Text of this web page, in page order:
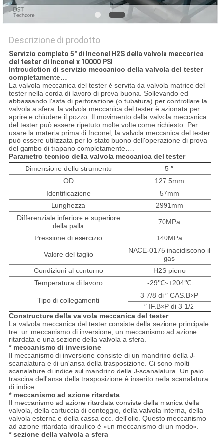
Descrizione di prodotto
Servizio completo 5" di Inconel H2S della valvola meccanica
del tester di Inconel x 10000 PSI
Introudction di servizio meccanico della valvola del tester
completamente…
La valvola meccanica del tester è servita da valvola matrice del
tester nella corda di lavoro di prova buona. Sollevando ed
abbassando l'asta di perforazione (o tubatura) per controllare la
valvola a sfera, la valvola meccanica del tester è azionata per
aprire e chiudere il pozzo. Il movimento della valvola meccanica
del tester può essere ripetuto molte volte come richiesto. Per
usare la materia prima di Inconel, la valvola meccanica del tester
può essere utilizzata per lo stato buono dell'operazione di prova
del gambo di trapano completamente….
Parametro tecnico della valvola meccanica del tester
Dimensione dello strumento
5 ″
OD
127.5mm
Identificazione
57mm
Lunghezza
2991mm
Differenziale inferiore e superiore
della palla
70MPa
Pressione di esercizio 140MPa
Valore del taglio
NACE-0175 inacidiscono il
gas
Condizioni al contorno
H2S pieno
Temperatura di lavoro
-29℃~+204℃
Tipo di collegamenti
3 7/8 di ″ CAS.B×P
″ IF.B×P di 3 1/2
Constructure della valvola meccanica del tester
La valvola meccanica del tester consiste della sezione principale
tre: un meccanismo di inversione, un meccanismo ad azione
ritardata e una sezione della valvola a sfera.
* meccanismo di inversione
Il meccanismo di inversione consiste di un mandrino della J-
scanalatura e di un'ansa della trasposizione. Ci sono molti
scanalature di indice sul mandrino della J-scanalatura. Un paio
trascina dell'ansa della trasposizione è inserito nella scanalatura
di indice.
* meccanismo ad azione ritardata
Il meccanismo ad azione ritardata consiste della manica della
valvola, della cartuccia di conteggio, della valvola interna, della
valvola esterna e della cassa ecc. dell'olio. Questo meccanismo
ad azione ritardata idraulico è «un meccanismo di un modo».
* sezione della valvola a sfera